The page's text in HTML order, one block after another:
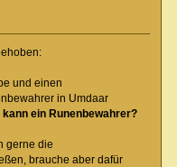
und einen
in Umdaar
kann ein Runenbewahrer?
gerne die
brauche aber dafür